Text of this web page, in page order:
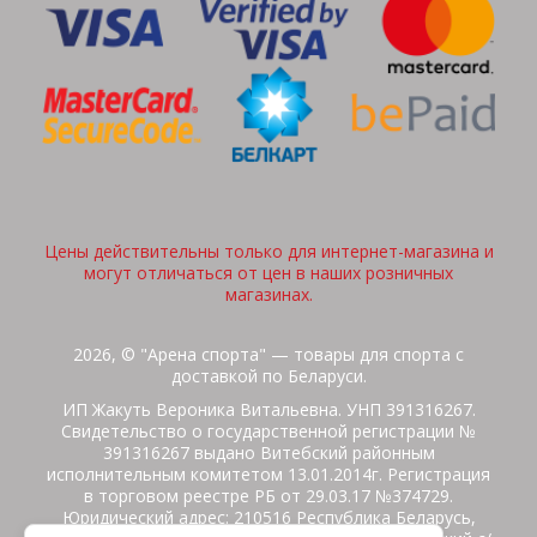
Цены действительны только для интернет-магазина и
могут отличаться от цен в наших розничных
магазинах.
2026, © "Арена спорта" — товары для спорта с
доставкой по Беларуси.
ИП Жакуть Вероника Витальевна. УНП 391316267.
Свидетельство о государственной регистрации №
391316267 выдано Витебский районным
исполнительным комитетом 13.01.2014г. Регистрация
в торговом реестре РБ от 29.03.17 №374729.
Юридический адрес: 210516 Республика Беларусь,